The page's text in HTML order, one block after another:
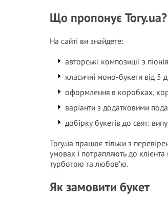
Що пропонує Tory.ua?
На сайті ви знайдете:
авторські композиції з
класичні моно-букети від 5
оформлення в коробках,
варіанти з додатковими
добірку букетів до свят:
Tory.ua працює тільки з
умовах і потрапляють до
турботою та любов’ю.
Як замовити букет